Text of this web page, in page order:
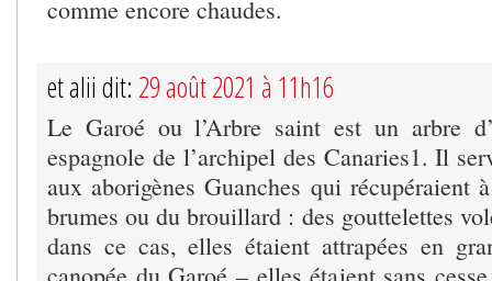
comme encore chaudes.
et alii dit: 29 août 2021 à 11h16
Le Garoé ou l’Arbre saint est un arbre
espagnole de l’archipel des Canaries1. Il
aux aborigènes Guanches qui récupéraient
brumes ou du brouillard : des gouttelettes
dans ce cas, elles étaient attrapées en